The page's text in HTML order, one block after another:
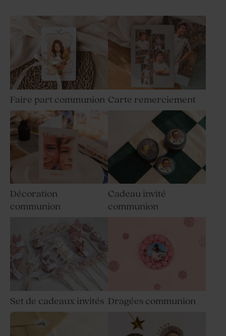
Faire part communion Carte remerciement
Décoration
communion
Cadeau invité
communion
Set de cadeaux invités Dragées communion